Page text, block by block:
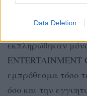
Data Deletion
ζητούμενα από
εκπληρώθηκαν
ENTERTAINMENT
εμπρόθεσμα τόσο
όσο και την